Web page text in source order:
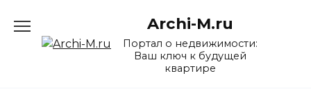
содержанию
Archi-M.ru
Портал о недвижимости:
Ваш ключ к будущей
квартире